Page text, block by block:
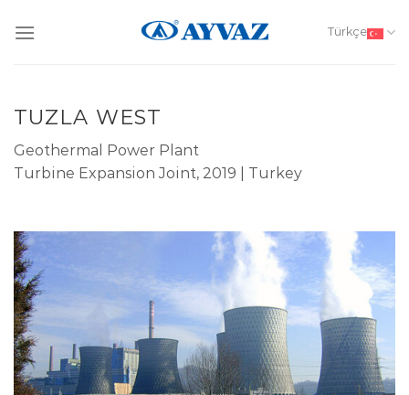
Türkçe
TUZLA WEST
Geothermal Power Plant
Turbine Expansion Joint, 2019 | Turkey